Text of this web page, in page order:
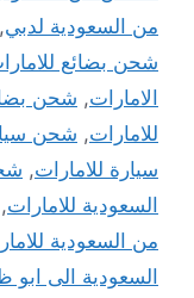
من السعودية لدبي,
شحن بضائع
الامارات, شحن
للامارات, شحن
سيارة للامارات,
السعودية للامارات,
من السعودية
السعودية الى ابو